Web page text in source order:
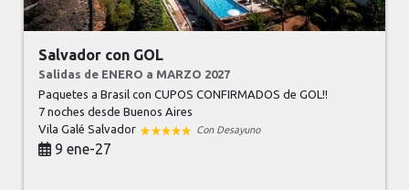
Salvador con GOL
Salidas de ENERO a MARZO 2027
Paquetes a Brasil con CUPOS CONFIRMADOS de GOL!!
7 nochesdesde Buenos Aires
Vila Galé Salvador
Con Desayuno
9 ene-27